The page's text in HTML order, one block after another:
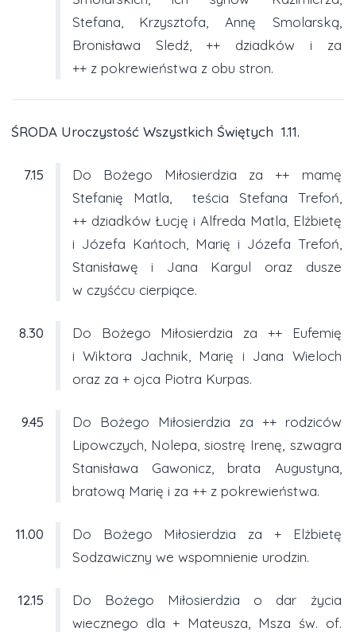
Stefana, Krzysztofa, Annę Smolarską,
Bronisława Sledź, ++ dziadków i za
++ z pokrewieństwa z obu stron.
ŚRODA Uroczystość Wszystkich Świętych 1.11.
7.15
Do Bożego Miłosierdzia za ++ mamę
Stefanię Matla, teścia Stefana Trefoń,
++ dziadków Łucję i Alfreda Matla, Elżbietę
i Józefa Kańtoch, Marię i Józefa Trefoń,
Stanisławę i Jana Kargul oraz dusze
w czyśćcu cierpiące.
8.30
Do Bożego Miłosierdzia za ++ Eufemię
i Wiktora Jachnik, Marię i Jana Wieloch
oraz za + ojca Piotra Kurpas.
9.45
Do Bożego Miłosierdzia za ++ rodziców
Lipowczych, Nolepa, siostrę Irenę, szwagra
Stanisława Gawonicz, brata Augustyna,
bratową Marię i za ++ z pokrewieństwa.
11.00
Do Bożego Miłosierdzia za + Elżbietę
Sodzawiczny we wspomnienie urodzin.
12.15
Do Bożego Miłosierdzia o dar życia
wiecznego dla + Mateusza, Msza św. of.